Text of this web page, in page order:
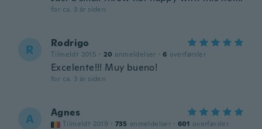
for ca. 3 år siden
R Rodrigo
Tilmeldt 2015 · 20 anmeldelser · 6 overførsler
Excelente!!! Muy bueno!
for ca. 3 år siden
A Agnes
Tilmeldt 2019 · 735 anmeldelser · 601 overførsler